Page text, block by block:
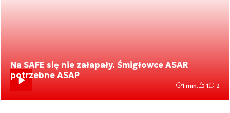
Na SAFE się nie załapały. Śmigłowce ASAR
potrzebne ASAP
1 min. 1 2